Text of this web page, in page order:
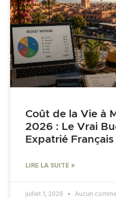
Coût de la Vie à
2026 : Le Vrai
Expatrié Français
LIRE LA SUITE »
juillet 1, 2026 Aucun